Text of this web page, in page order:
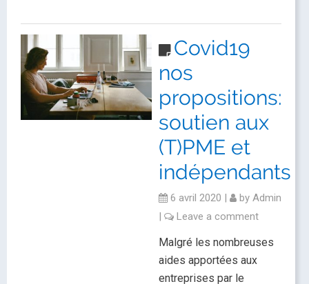
Covid19
nos
propositions:
soutien aux
(T)PME et
indépendants
6 avril 2020 | by Admin
|
Leave a comment
Malgré les nombreuses
aides apportées aux
entreprises par le